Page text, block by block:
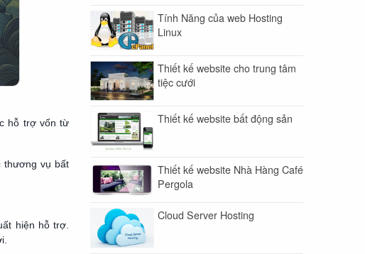
hỗ trợ vốn từ
thương vụ bất
hiện hỗ trợ.
Tính Năng của web Hosting
Linux
Thiết kế website cho trung tâm
tiệc cưới
Thiết kế website bất động sản
Thiết kế website Nhà Hàng Café
Pergola
Cloud Server Hosting